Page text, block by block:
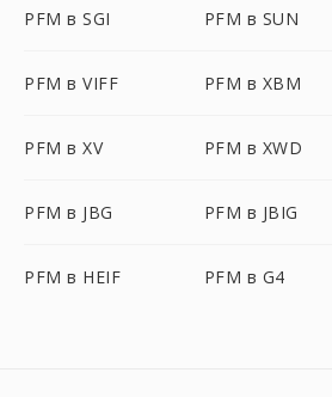
PFM в SGI PFM в SUN
PFM в VIFF PFM в XBM
PFM в XV PFM в XWD
PFM в JBG PFM в JBIG
PFM в HEIF PFM в G4